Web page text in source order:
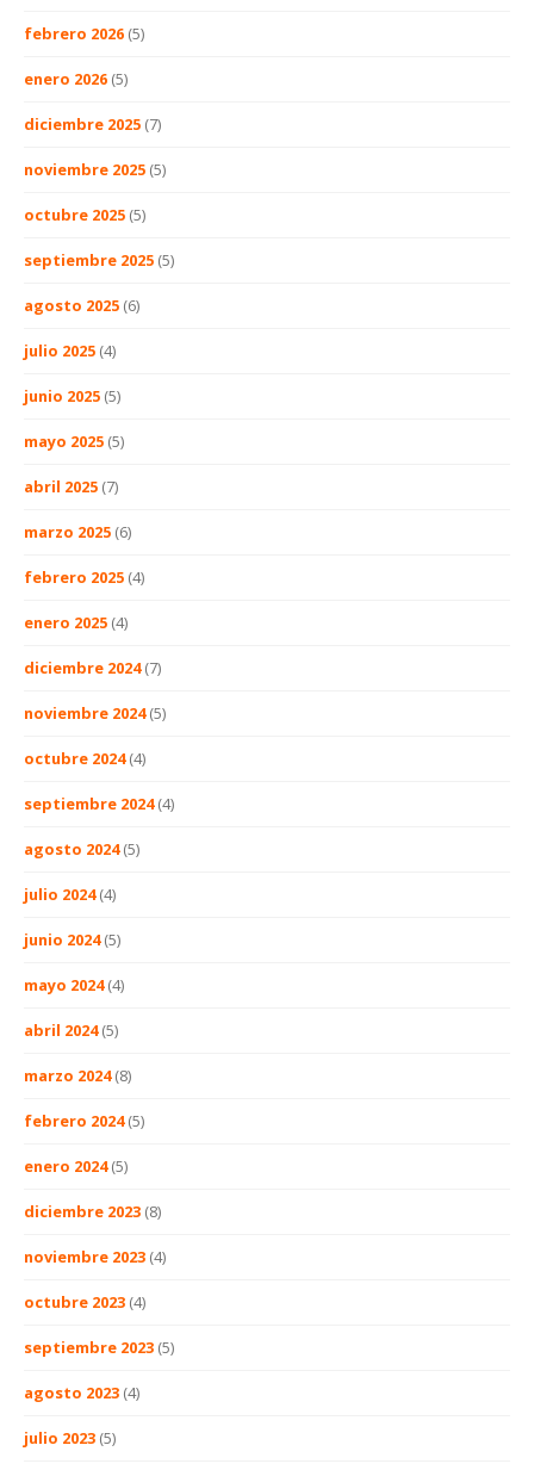
febrero 2026 (5)
enero 2026 (5)
diciembre 2025 (7)
noviembre 2025 (5)
octubre 2025 (5)
septiembre 2025 (5)
agosto 2025 (6)
julio 2025 (4)
junio 2025 (5)
mayo 2025 (5)
abril 2025 (7)
marzo 2025 (6)
febrero 2025 (4)
enero 2025 (4)
diciembre 2024(7)
noviembre 2024(5)
octubre 2024(4)
septiembre 2024(4)
agosto 2024(5)
julio 2024(4)
junio 2024(5)
mayo 2024(4)
abril 2024(5)
marzo 2024(8)
febrero 2024(5)
enero 2024(5)
diciembre 2023 (8)
noviembre 2023 (4)
octubre 2023 (4)
septiembre 2023 (5)
agosto 2023 (4)
julio 2023 (5)